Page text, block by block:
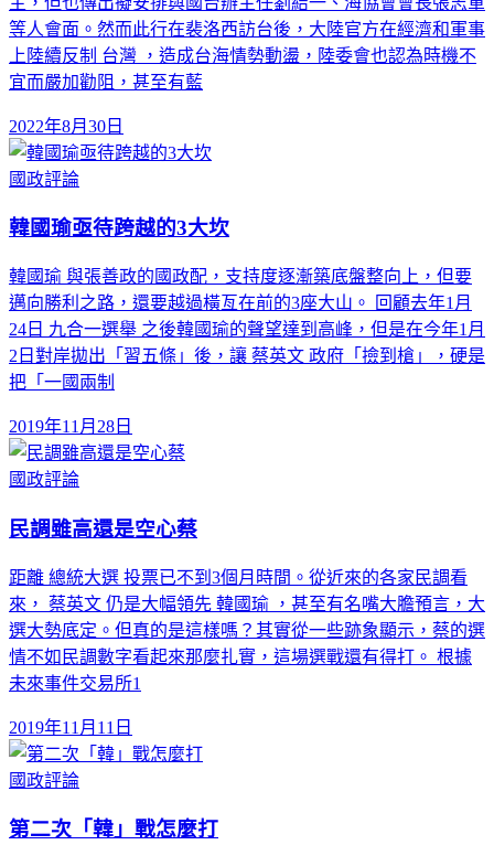
等人會面。然而此行在裴洛西訪台後，大陸官方在經濟和軍事
上陸續反制 台灣 ，造成台海情勢動盪，陸委會也認為時機不
宜而嚴加勸阻，甚至有藍
2022年8月30日
國政評論
韓國瑜亟待跨越的3大坎
韓國瑜 與張善政的國政配，支持度逐漸築底盤整向上，但要
邁向勝利之路，還要越過橫亙在前的3座大山。 回顧去年1月
24日 九合一選舉 之後韓國瑜的聲望達到高峰，但是在今年1月
2日對岸拋出「習五條」後，讓 蔡英文 政府「撿到槍」，硬是
把「一國兩制
2019年11月28日
國政評論
民調雖高還是空心蔡
距離 總統大選 投票已不到3個月時間。從近來的各家民調看
來， 蔡英文 仍是大幅領先 韓國瑜 ，甚至有名嘴大膽預言，大
選大勢底定。但真的是這樣嗎？其實從一些跡象顯示，蔡的選
情不如民調數字看起來那麼扎實，這場選戰還有得打。 根據
未來事件交易所1
2019年11月11日
國政評論
第二次「韓」戰怎麼打